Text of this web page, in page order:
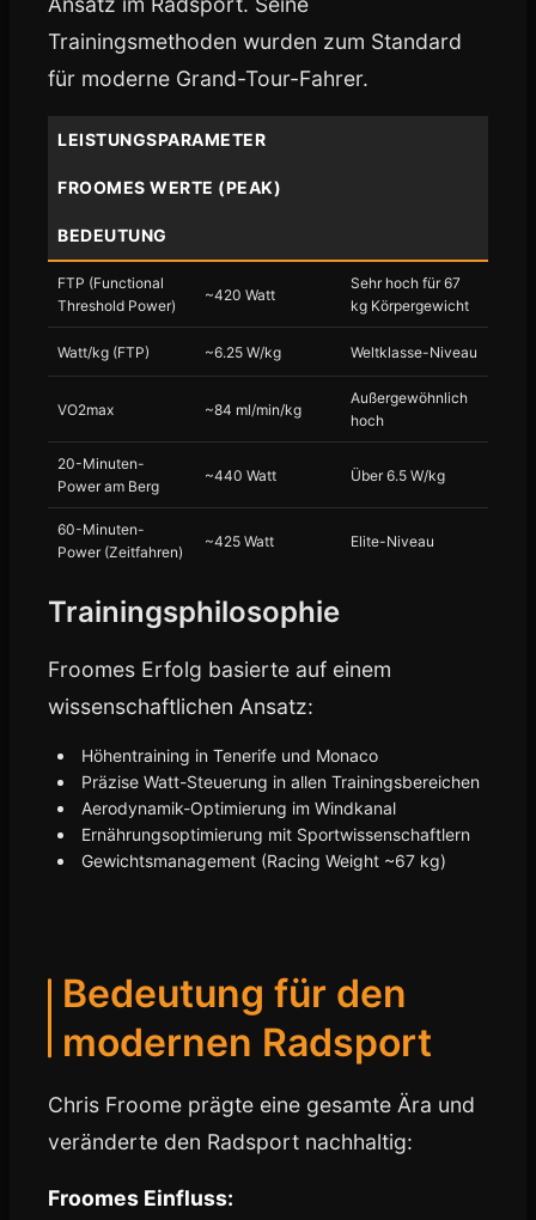
Trainingsmethoden wurden zum Standard
für moderne Grand-Tour-Fahrer.
LEISTUNGSPARAMETER
FROOMES WERTE (PEAK)
BEDEUTUNG
FTP (Functional
Threshold Power)
~420 Watt
Sehr hoch für 67
kg Körpergewicht
Watt/kg (FTP) ~6.25 W/kg Weltklasse-Niveau
VO2max ~84 ml/min/kg
Außergewöhnlich
hoch
20-Minuten-
Power am Berg
~440 Watt Über 6.5 W/kg
60-Minuten-
Power (Zeitfahren)
~425 Watt Elite-Niveau
Trainingsphilosophie
Froomes Erfolg basierte auf einem
wissenschaftlichen Ansatz:
Höhentraining in Tenerife und Monaco
Präzise Watt-Steuerung in allen Trainingsbereichen
Aerodynamik-Optimierung im Windkanal
Ernährungsoptimierung mit Sportwissenschaftlern
Gewichtsmanagement (Racing Weight ~67 kg)
Bedeutung für den
modernen Radsport
Chris Froome prägte eine gesamte Ära und
veränderte den Radsport nachhaltig:
Froomes Einfluss: